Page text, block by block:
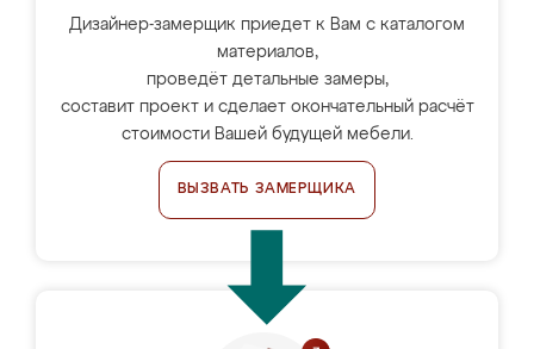
Дизайнер-замерщик приедет к Вам с каталогом
материалов,
проведёт детальные замеры,
составит проект и сделает окончательный расчёт
стоимости Вашей будущей мебели.
ВЫЗВАТЬ ЗАМЕРЩИКА